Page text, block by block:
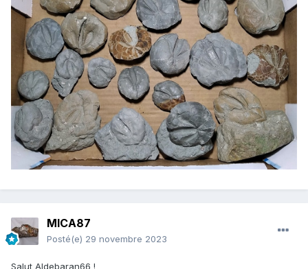
MICA87
Posté(e) 29 novembre 2023
Salut Aldebaran66 !